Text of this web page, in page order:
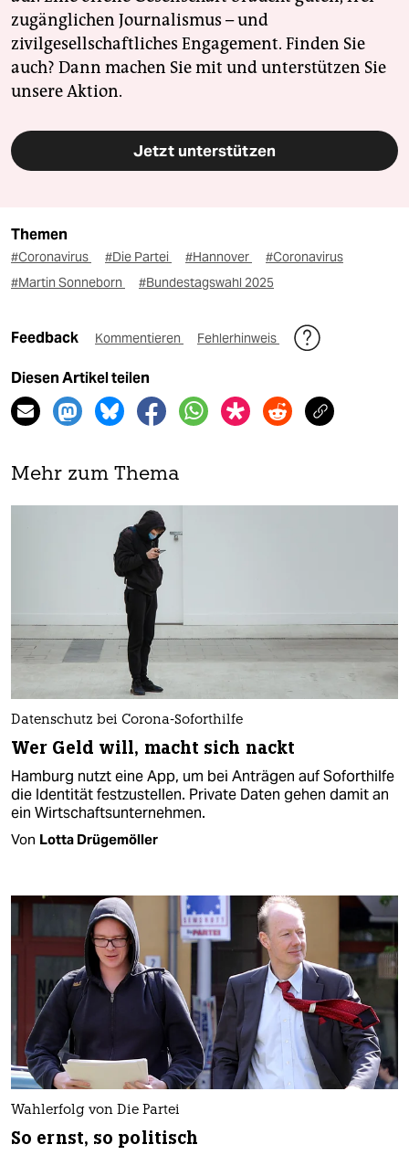
zugänglichen Journalismus – und
zivilgesellschaftliches Engagement. Finden Sie
auch? Dann machen Sie mit und unterstützen Sie
unsere Aktion.
Jetzt unterstützen
Themen
#Coronavirus #Die Partei #Hannover
#Coronavirus
#Martin Sonneborn
#Bundestagswahl 2025
Feedback Kommentieren Fehlerhinweis
Diesen Artikel teilen
Mehr zum Thema
Datenschutz bei Corona-Soforthilfe
Wer Geld will, macht sich nackt
Hamburg nutzt eine App, um bei Anträgen auf Soforthilfe
die Identität festzustellen. Private Daten gehen damit an
ein Wirtschaftsunternehmen.
Von Lotta Drügemöller
Wahlerfolg von Die Partei
So ernst, so politisch